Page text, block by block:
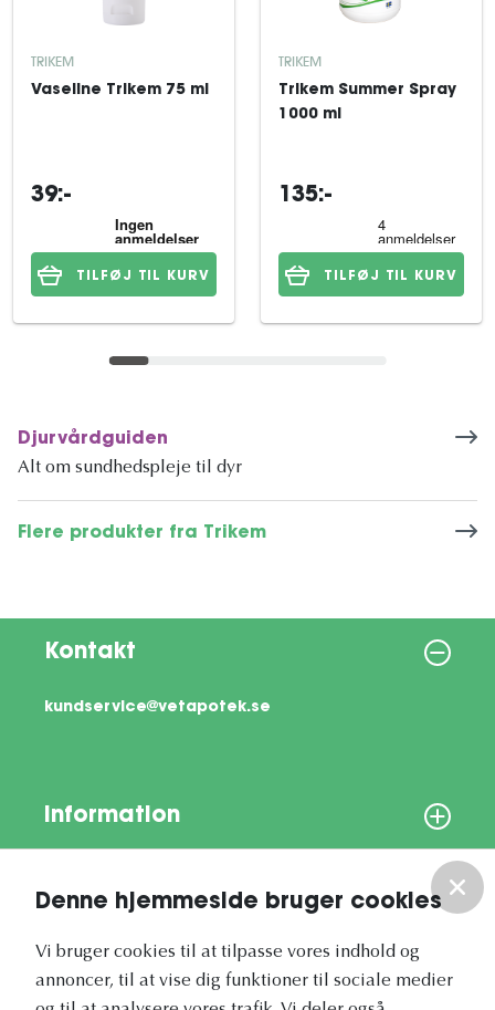
Denne hjemmeside bruger cookies
Vi bruger cookies til at tilpasse vores indhold og
annoncer, til at vise dig funktioner til sociale medier
TRIKEM
Vaseline Trikem 75 ml
39:-
TILFØJ TIL KURV
TRIKEM
Trikem Summer Spray
1000 ml
135:-
TILFØJ TIL KURV
Djurvårdguiden
Alt om sundhedspleje til dyr
Flere produkter fra Trikem
Kontakt
kundservice@vetapotek.se
Information
Vores nyhedsbrev